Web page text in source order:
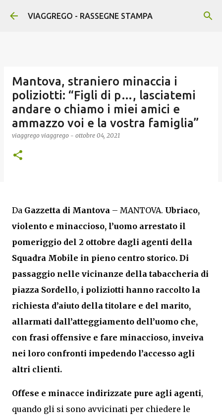
Passa ai contenuti principali
VIAGGREGO - RASSEGNE STAMPA
Mantova, straniero minaccia i
poliziotti: “Figli di p…, lasciatemi
andare o chiamo i miei amici e
ammazzo voi e la vostra famiglia”
viaggrego viaggrego - ottobre 04, 2021
Da Gazzetta di Mantova – MANTOVA. Ubriaco,
violento e minaccioso, l’uomo arrestato il
pomeriggio del 2 ottobre dagli agenti della
Squadra Mobile in pieno centro storico. Di
passaggio nelle vicinanze della tabaccheria di
piazza Sordello, i poliziotti hanno raccolto la
richiesta d’aiuto della titolare e del marito,
allarmati dall’atteggiamento dell’uomo che,
con frasi offensive e fare minaccioso, inveiva
nei loro confronti impedendo l’accesso agli
altri clienti.
Offese e minacce indirizzate pure agli agenti,
quando gli si sono avvicinati per chiedere le